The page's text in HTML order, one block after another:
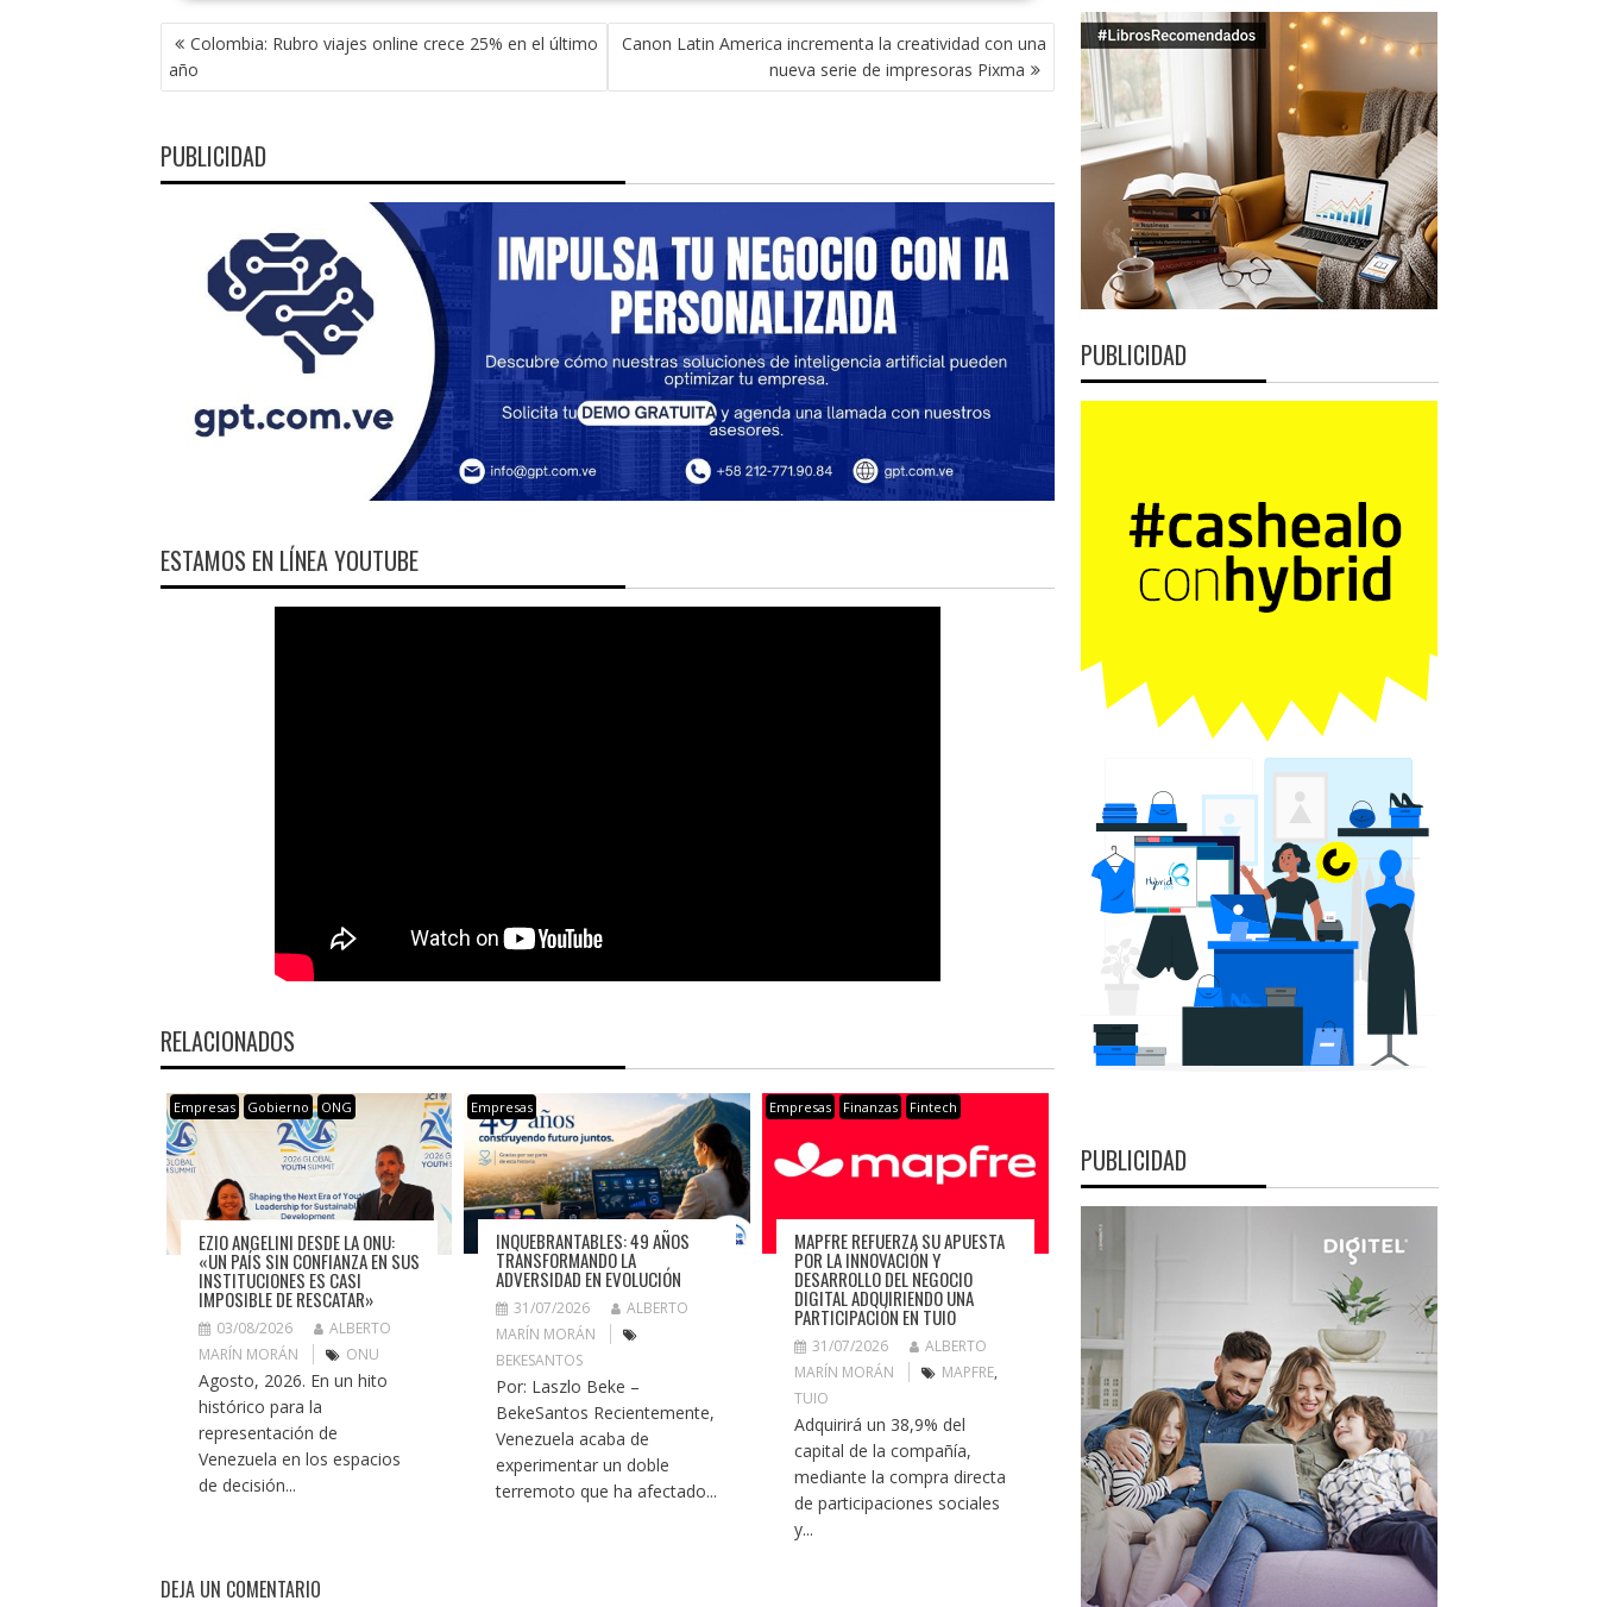
NAVEGACIÓN
DE
ENTRADAS
Colombia: Rubro viajes online crece 25% en el último
año
Canon Latin America incrementa la creatividad con una
nueva serie de impresoras Pixma
PUBLICIDAD
ESTAMOS EN LÍNEA YOUTUBE
RELACIONADOS
Empresas Gobierno ONG
EZIO ANGELINI DESDE LA ONU:
«UN PAÍS SIN CONFIANZA EN SUS
INSTITUCIONES ES CASI
IMPOSIBLE DE RESCATAR»
03/08/2026
ALBERTO
MARÍN MORÁN
ONU
Agosto, 2026. En un hito
histórico para la
representación de
Venezuela en los espacios
de decisión...
Empresas
INQUEBRANTABLES: 49 AÑOS
TRANSFORMANDO LA
ADVERSIDAD EN EVOLUCIÓN
31/07/2026
ALBERTO
MARÍN MORÁN
BEKESANTOS
Por: Laszlo Beke –
BekeSantos Recientemente,
Venezuela acaba de
experimentar un doble
terremoto que ha afectado...
Empresas Finanzas Fintech
MAPFRE REFUERZA SU APUESTA
POR LA INNOVACIÓN Y
DESARROLLO DEL NEGOCIO
DIGITAL ADQUIRIENDO UNA
PARTICIPACIÓN EN TUIO
31/07/2026
ALBERTO
MARÍN MORÁN
MAPFRE,
TUIO
Adquirirá un 38,9% del
capital de la compañía,
mediante la compra directa
de participaciones sociales
y...
DEJA UN COMENTARIO
PUBLICIDAD
PUBLICIDAD